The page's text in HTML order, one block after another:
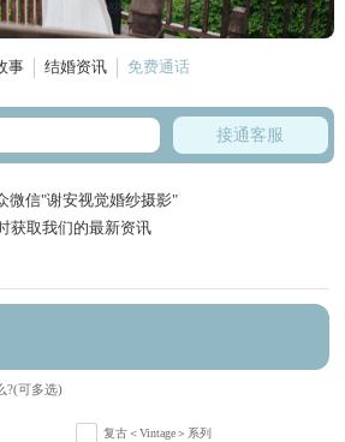
事 结婚资讯 免费通话
接通客服
微信"谢安视觉婚纱摄影"
获取我们的最新资讯
?(可多选)
复古＜Vintage＞系列